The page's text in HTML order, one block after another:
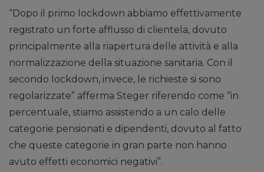
“Dopo il primo lockdown abbiamo effettivamente
registrato un forte afflusso di clientela, dovuto
principalmente alla riapertura delle attività e alla
normalizzazione della situazione sanitaria. Con il
secondo lockdown, invece, le richieste si sono
regolarizzate” afferma Steger riferendo come “in
percentuale, stiamo assistendo a un calo delle
categorie pensionati e dipendenti, dovuto al fatto
che queste categorie in gran parte non hanno
avuto effetti economici negativi”.